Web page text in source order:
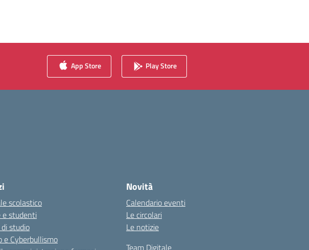
App Store Play Store
scolastico
e studenti
studio
e Cyberbullismo
Novità
Calendario eventi
Le circolari
Le notizie
Team Digitale